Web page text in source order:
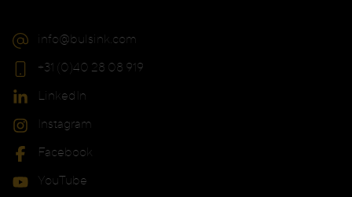
info@bulsink.com
+31 (0)40 28 08 919
LinkedIn
Instagram
Facebook
YouTube